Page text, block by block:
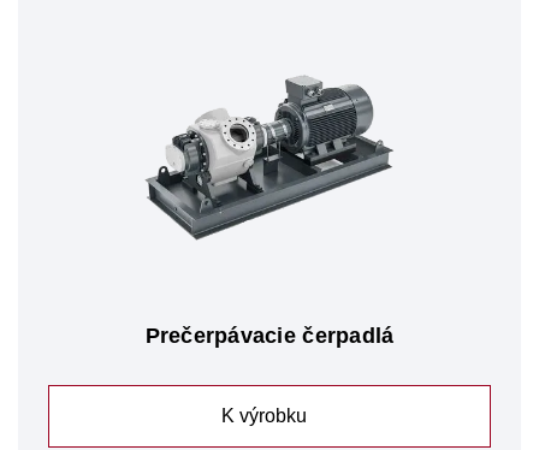
Prečerpávacie čerpadlá
K výrobku